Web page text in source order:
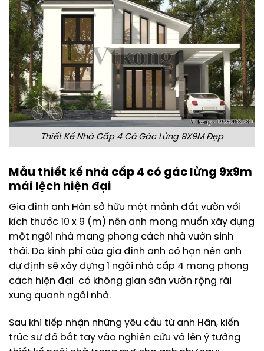
Thiết Kế Nhà Cấp 4 Có Gác Lửng 9X9M Đẹp
Mẫu thiết kế nhà cấp 4 có gác lửng 9x9m
mái lệch hiện đại
Gia đình anh Hân sở hữu một mảnh đất vườn với
kích thước 10 x 9 (m) nên anh mong muốn xây dựng
một ngôi nhà mang phong cách nhà vườn sinh
thái. Do kinh phí của gia đình anh có hạn nên anh
dự định sẽ xây dựng 1 ngôi nhà cấp 4 mang phong
cách hiện đại có không gian sân vườn rộng rãi
xung quanh ngôi nhà.
Sau khi tiếp nhận những yêu cầu từ anh Hân, kiến
trúc sư đã bắt tay vào nghiên cứu và lên ý tưởng